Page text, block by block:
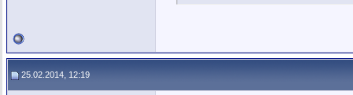
25.02.2014, 12:19